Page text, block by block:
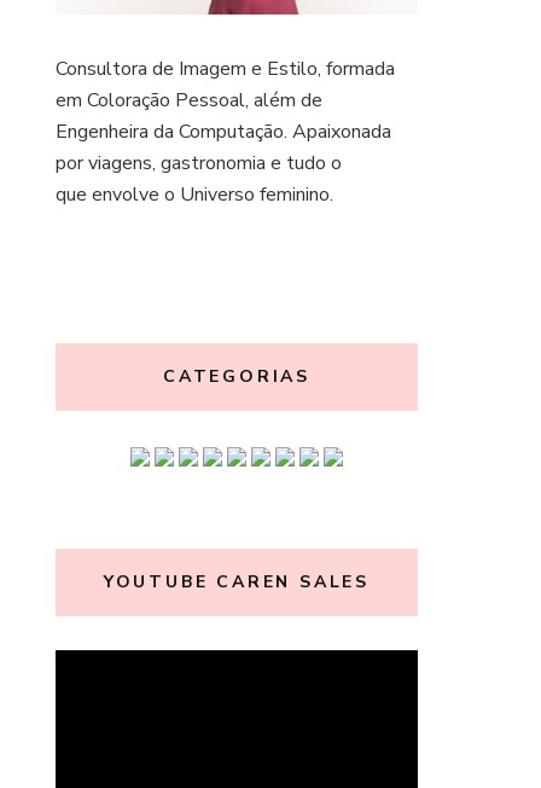
Consultora de Imagem e Estilo, formada
em Coloração Pessoal, além de
Engenheira da Computação. Apaixonada
por viagens, gastronomia e tudo o
que envolve o Universo feminino.
CATEGORIAS
YOUTUBE CAREN SALES